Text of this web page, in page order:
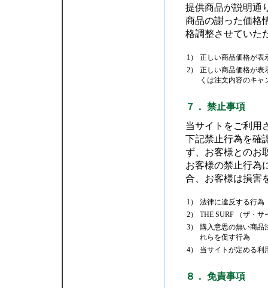
提供商品が説明通
商品の謝った価格
格調整させていた
1）
正しい商品価格が表
2）
正しい商品価格が表
くは注文内容のキ
７． 禁止事項
当サイトをご利用
下記禁止行為を確
ず、お客様とのお
お客様の禁止行為
合、お客様は損害
1）
法律に違反する行為
2）
THE SURF （ザ・
3）
購入意思の無い商品
れらを促す行為
4）
当サイトが定める利
８． 免責事項